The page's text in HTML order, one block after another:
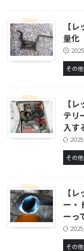
【
量化
その
【
テリ
入す
その
【
ー・
ーっ
その